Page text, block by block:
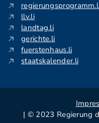
llv.li
landtag.li
gerichte.li
fuerstenhaus.li
staatskalender.li
| © 2023 Regierung